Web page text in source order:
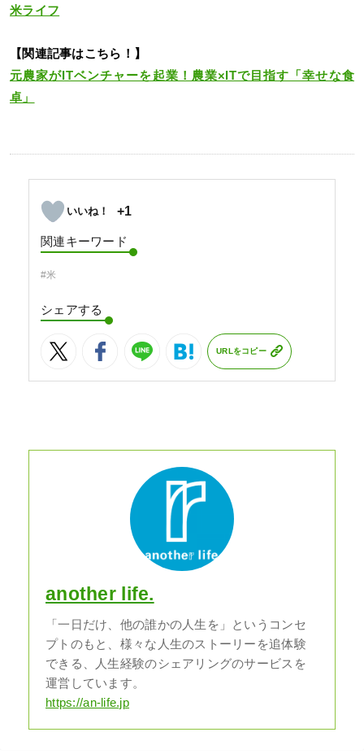
米ライフ
【関連記事はこちら！】
元農家がITベンチャーを起業！農業×ITで目指す「幸せな食
卓」
+1
関連キーワード
#米
シェアする
URLをコピー
another life.
「一日だけ、他の誰かの人生を」というコンセ
プトのもと、様々な人生のストーリーを追体験
できる、人生経験のシェアリングのサービスを
運営しています。
https://an-life.jp